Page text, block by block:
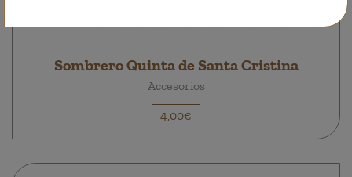
Sombrero Quinta de Santa Cristina
Accesorios
4,00€